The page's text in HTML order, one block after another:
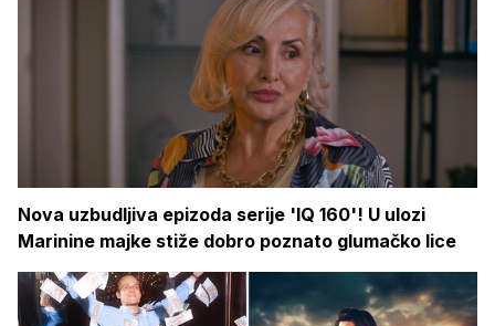
Nova uzbudljiva epizoda serije 'IQ 160'! U ulozi
Marinine majke stiže dobro poznato glumačko lice